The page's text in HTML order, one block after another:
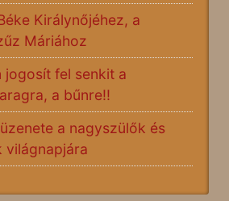
Királynőjéhez, a
Máriához
jogosít fel senkit a
a bűnre!!
a nagyszülők és
világnapjára